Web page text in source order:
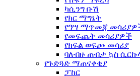
ካሲንግ ቡሽ
የክር ማግኔት
የዓሣ ማጥመጃ
የመፍጨት መሳሪያዎች
የክፍል ወፍጮ መሳሪያ
ባለብዙ ጠብታ ኳስ
የጉድጓድ ማጠናቀቂያ
ፓከር